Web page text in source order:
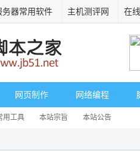
务器常用软件 主机测评网 在
网页制作 网络编程
用工具 本站宗旨 本站公告